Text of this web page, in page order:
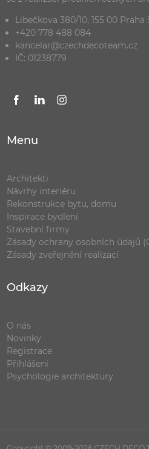
Libečkova 380/10, 155 00 Praha
+420 778 488 084
kancelar@czechdecoteam.cz
IČ: 01238779
Menu
Architekti
Návrhy interiéru
Rekonstrukce bytu, domu
Inspirace bydlení
Stavební firmy
Zásady ochrany osobních údajů
Zásady zveřejnění realizací
Odkazy
O nás
Novinky
Registrace
Přihlášení
Psychologie architektury